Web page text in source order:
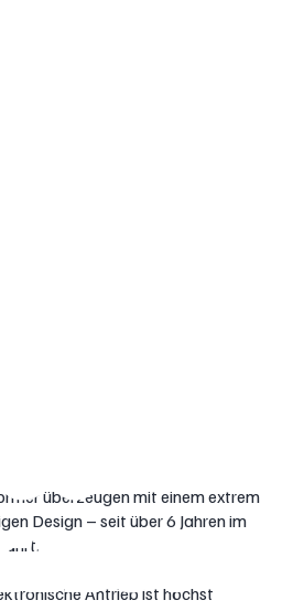
überzeugen mit einem extrem
Design – seit über 6 Jahren im
Antrieb ist höchst